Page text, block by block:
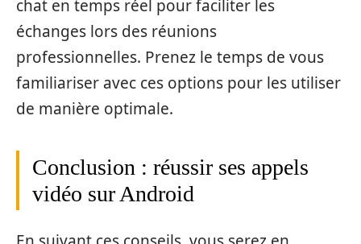
chat en temps réel pour faciliter les
échanges lors des réunions
professionnelles. Prenez le temps de vous
familiariser avec ces options pour les utiliser
de manière optimale.
Conclusion : réussir ses appels
vidéo sur Android